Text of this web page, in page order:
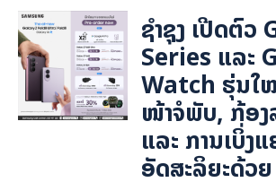
ຊຳຊຸງ ເປີດຕົວ
Series ແລະ
Watch ຮຸ່ນໃ
ໜ້າຈໍພັບ, ກ້ອງ
ແລະ ການເບິ່ງ
ອັດສະລິຍະດ້ວ